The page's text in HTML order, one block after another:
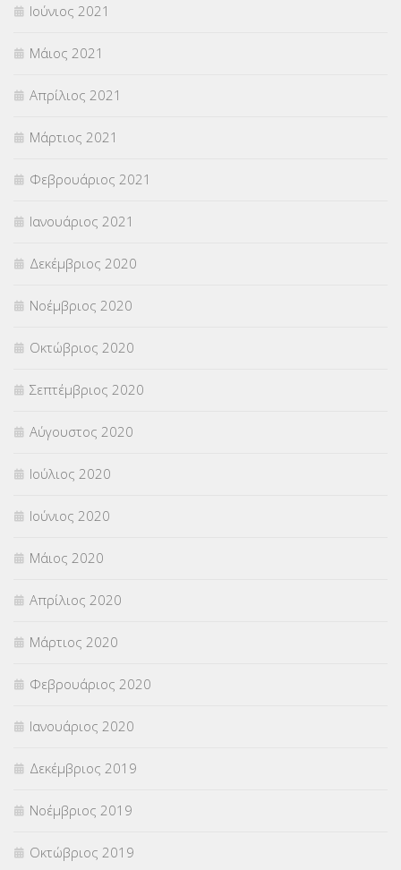
Ιούνιος 2021
Μάιος 2021
Απρίλιος 2021
Μάρτιος 2021
Φεβρουάριος 2021
Ιανουάριος 2021
Δεκέμβριος 2020
Νοέμβριος 2020
Οκτώβριος 2020
Σεπτέμβριος 2020
Αύγουστος 2020
Ιούλιος 2020
Ιούνιος 2020
Μάιος 2020
Απρίλιος 2020
Μάρτιος 2020
Φεβρουάριος 2020
Ιανουάριος 2020
Δεκέμβριος 2019
Νοέμβριος 2019
Οκτώβριος 2019